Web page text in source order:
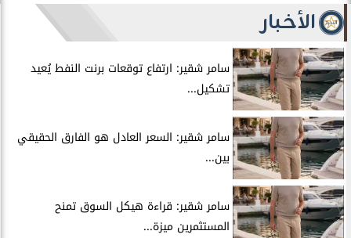
الأخبار
سامر شقير: ارتفاع توقعات برنت النفط يُعيد
تشكيل...
سامر شقير: السعر العادل هو الفارق الحقيقي
بين...
سامر شقير: قراءة هيكل السوق تمنح
المستثمرين ميزة...